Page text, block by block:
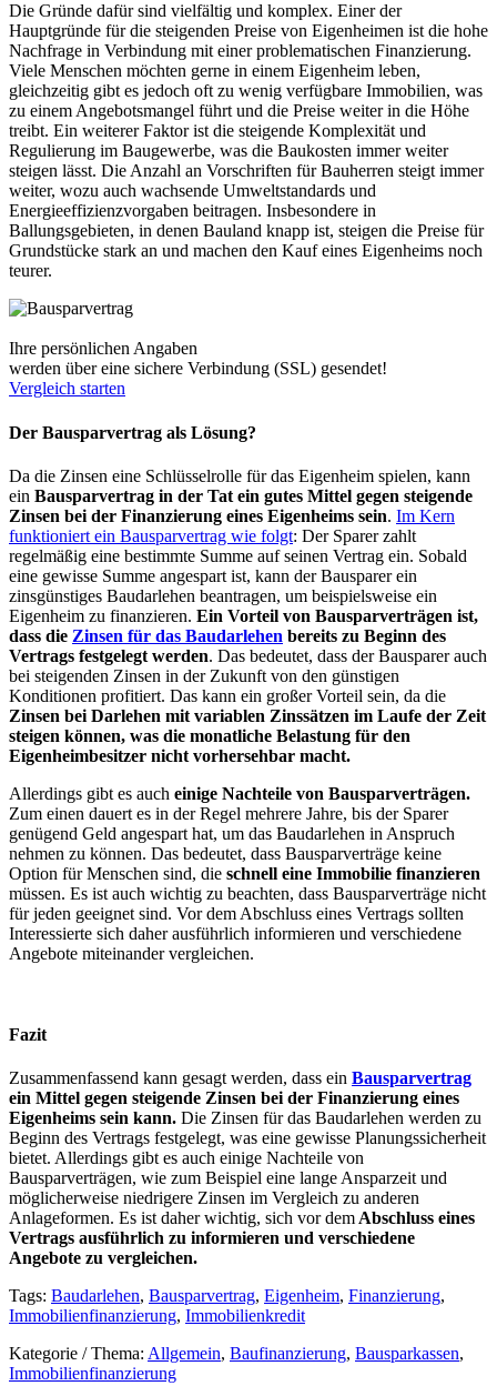
Die Gründe dafür sind vielfältig und komplex. Einer der
Hauptgründe für die steigenden Preise von Eigenheimen ist die hohe
Nachfrage in Verbindung mit einer problematischen Finanzierung.
Viele Menschen möchten gerne in einem Eigenheim leben,
gleichzeitig gibt es jedoch oft zu wenig verfügbare Immobilien, was
zu einem Angebotsmangel führt und die Preise weiter in die Höhe
treibt. Ein weiterer Faktor ist die steigende Komplexität und
Regulierung im Baugewerbe, was die Baukosten immer weiter
steigen lässt. Die Anzahl an Vorschriften für Bauherren steigt immer
weiter, wozu auch wachsende Umweltstandards und
Energieeffizienzvorgaben beitragen. Insbesondere in
Ballungsgebieten, in denen Bauland knapp ist, steigen die Preise für
Grundstücke stark an und machen den Kauf eines Eigenheims noch
teurer.
Ihre persönlichen Angaben
werden über eine sichere Verbindung (SSL) gesendet!
Vergleich starten
Der Bausparvertrag als Lösung?
Da die Zinsen eine Schlüsselrolle für das Eigenheim spielen, kann
ein Bausparvertrag in der Tat ein gutes Mittel gegen steigende
Zinsen bei der Finanzierung eines Eigenheims sein. Im Kern
funktioniert ein Bausparvertrag wie folgt: Der Sparer zahlt
regelmäßig eine bestimmte Summe auf seinen Vertrag ein. Sobald
eine gewisse Summe angespart ist, kann der Bausparer ein
zinsgünstiges Baudarlehen beantragen, um beispielsweise ein
Eigenheim zu finanzieren. Ein Vorteil von Bausparverträgen ist,
dass die Zinsen für das Baudarlehen bereits zu Beginn des
Vertrags festgelegt werden. Das bedeutet, dass der Bausparer auch
bei steigenden Zinsen in der Zukunft von den günstigen
Konditionen profitiert. Das kann ein großer Vorteil sein, da die
Zinsen bei Darlehen mit variablen Zinssätzen im Laufe der Zeit
steigen können, was die monatliche Belastung für den
Eigenheimbesitzer nicht vorhersehbar macht.
Allerdings gibt es auch einige Nachteile von Bausparverträgen.
Zum einen dauert es in der Regel mehrere Jahre, bis der Sparer
genügend Geld angespart hat, um das Baudarlehen in Anspruch
nehmen zu können. Das bedeutet, dass Bausparverträge keine
Option für Menschen sind, die schnell eine Immobilie finanzieren
müssen. Es ist auch wichtig zu beachten, dass Bausparverträge nicht
für jeden geeignet sind. Vor dem Abschluss eines Vertrags sollten
Interessierte sich daher ausführlich informieren und verschiedene
Angebote miteinander vergleichen.
Fazit
Zusammenfassend kann gesagt werden, dass ein Bausparvertrag
ein Mittel gegen steigende Zinsen bei der Finanzierung eines
Eigenheims sein kann. Die Zinsen für das Baudarlehen werden zu
Beginn des Vertrags festgelegt, was eine gewisse Planungssicherheit
bietet. Allerdings gibt es auch einige Nachteile von
Bausparverträgen, wie zum Beispiel eine lange Ansparzeit und
möglicherweise niedrigere Zinsen im Vergleich zu anderen
Anlageformen. Es ist daher wichtig, sich vor dem Abschluss eines
Vertrags ausführlich zu informieren und verschiedene
Angebote zu vergleichen.
Tags: Baudarlehen, Bausparvertrag, Eigenheim, Finanzierung,
Immobilienfinanzierung, Immobilienkredit
Kategorie / Thema: Allgemein, Baufinanzierung, Bausparkassen,
Immobilienfinanzierung